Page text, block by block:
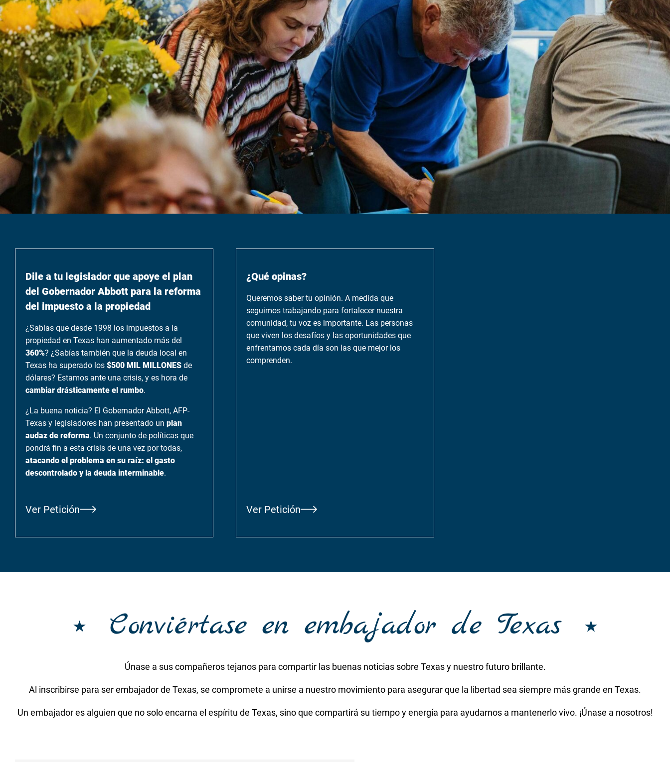
Dile a tu legislador que apoye el plan
del Gobernador Abbott para la reforma
del impuesto a la propiedad
¿Sabías que desde 1998 los impuestos a la
propiedad en Texas han aumentado más del
360%? ¿Sabías también que la deuda local en
Texas ha superado los $500 MIL MILLONES de
dólares? Estamos ante una crisis, y es hora de
cambiar drásticamente el rumbo.
¿La buena noticia? El Gobernador Abbott, AFP-
Texas y legisladores han presentado un plan
audaz de reforma. Un conjunto de políticas que
pondrá fin a esta crisis de una vez por todas,
atacando el problema en su raíz: el gasto
descontrolado y la deuda interminable.
Ver Petición
¿Qué opinas?
Queremos saber tu opinión. A medida que
seguimos trabajando para fortalecer nuestra
comunidad, tu voz es importante. Las personas
que viven los desafíos y las oportunidades que
enfrentamos cada día son las que mejor los
comprenden.
Ver Petición
Conviértase en embajador de Texas
Únase a sus compañeros tejanos para compartir las buenas noticias sobre Texas y nuestro futuro brillante.
Al inscribirse para ser embajador de Texas, se compromete a unirse a nuestro movimiento para asegurar que la libertad sea siempre más grande en Texas.
Un embajador es alguien que no solo encarna el espíritu de Texas, sino que compartirá su tiempo y energía para ayudarnos a mantenerlo vivo. ¡Únase a nosotros!